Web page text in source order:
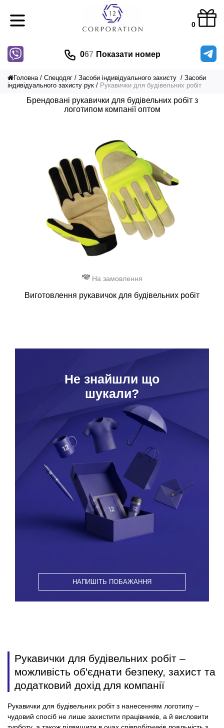
0
067 Показати номер
Головна Спецодяг Засоби індивідуального захисту
Засоби
індивідуального захисту рук
Рукавички для будівельних робіт
Брендовані рукавички для будівельних робіт з
логотипом компанії оптом
На замовлення
Виготовлення рукавичок для будівельних робіт
Hе знайшли що
шукали?
НАПИШІТЬ ПОБАЖАННЯ
Рукавички для будівельних робіт –
можливість об'єднати безпеку, захист та
додатковий дохід для компанії
Рукавички для будівельних робіт з нанесенням логотипу –
чудовий спосіб не лише захистити працівників, а й висловити